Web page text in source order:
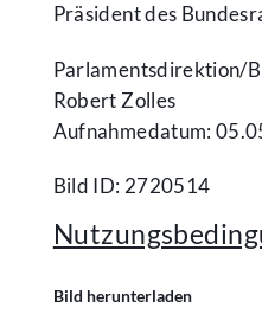
Präsident des
Parlamentsdirektion/​
Robert Zolles
Aufnahmedatum:
Bild ID: 2720514
Bild herunterladen